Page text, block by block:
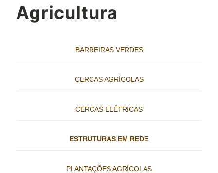
Agricultura
BARREIRAS VERDES
CERCAS AGRÍCOLAS
CERCAS ELÉTRICAS
ESTRUTURAS EM REDE
PLANTAÇÕES AGRÍCOLAS